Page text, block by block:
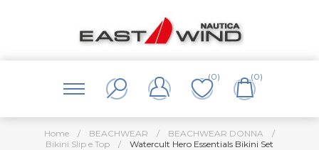
(0) (0)
Home / BEACHWEAR / BEACHWEAR DONNA
/
Bikini Slip e Top
/ Watercult Hero Essentials Bikini Set